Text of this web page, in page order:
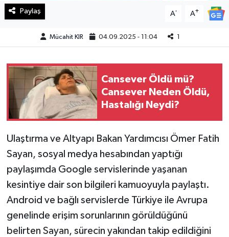
Paylaş A- A+
Mücahit KIR 04.09.2025 - 11:04 1
Cansever Öldü mü?
Cansever Neden Öldü,
Hastalığı Neydi?
Ulaştırma ve Altyapı Bakan Yardımcısı Ömer Fatih
Sayan, sosyal medya hesabından yaptığı
paylaşımda Google servislerinde yaşanan
kesintiye dair son bilgileri kamuoyuyla paylaştı.
Android ve bağlı servislerde Türkiye ile Avrupa
genelinde erişim sorunlarının görüldüğünü
belirten Sayan, sürecin yakından takip edildiğini
Sağlık
Spor
Teknoloji
Yaşam
KAHRAMANMARAŞ